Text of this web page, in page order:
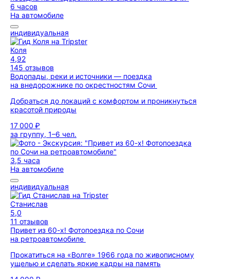
6 часов
На автомобиле
индивидуальная
Коля
4,92
145 отзывов
Водопады, реки и источники — поездка
на внедорожнике по окрестностям Сочи
Добраться до локаций с комфортом и проникнуться
красотой природы
17 000 ₽
за группу, 1–6 чел.
3,5 часа
На автомобиле
индивидуальная
Станислав
5,0
11 отзывов
Привет из 60-х! Фотопоездка по Сочи
на ретроавтомобиле
Прокатиться на «Волге» 1966 года по живописному
ущелью и сделать яркие кадры на память